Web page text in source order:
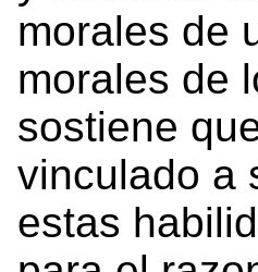
morales de
morales de
sostiene
vinculado a
estas